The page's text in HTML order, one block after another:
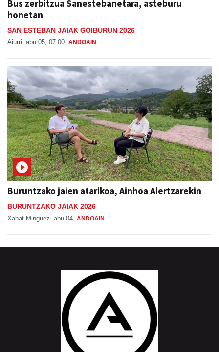
Bus zerbitzua Sanestebanetara, asteburu
honetan
SAN ESTEBAN JAIAK GOIBURUN 2026
Aiurri abu 05, 07:00 ANDOAIN
Buruntzako jaien atarikoa, Ainhoa Aiertzarekin
BURUNTZAKO JAIAK 2026
Xabat Minguez abu 04 ANDOAIN